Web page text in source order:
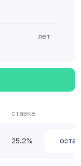
лет
ставка
25.2